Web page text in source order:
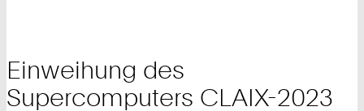
Einweihung des
Supercomputers CLAIX-2023